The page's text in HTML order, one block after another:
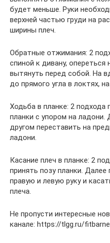
будет меньше. Руки
верхней частью груди на
ширины плеч.
Обратные отжимания: 2
спиной к дивану, опереться
вытянуть перед собой. На
до прямого угла в локтях,
Ходьба в планке: 2 подхода
планки с упором на ладони.
другом переставить на
ладони.
Касание плеч в планке: 2
принять позу планки.
правую и левую руку и
плеча.
Не пропусти интересные
канале: https://tlgg.ru/